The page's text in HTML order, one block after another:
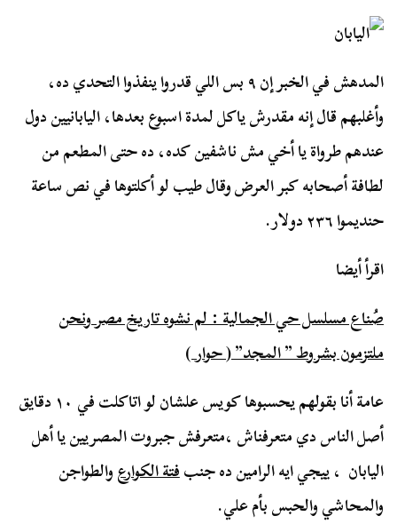
المدهش في الخبر إن ٩ بس اللي قدروا ينفذوا التحدي ده،
وأغلبهم قال إنه مقدرش ياكل لمدة اسبوع بعدها، اليابانيين دول
عندهم طرواة يا أخي مش ناشفين كده، ده حتى المطعم من
لطافة أصحابه كبر العرض وقال طيب لو أكلتوها في نص ساعة
حنديموا ٢٣٦ دولار.
اقرأ أيضا
صُناع مسلسل حي الجمالية : لم نشوه تاريخ مصر ونحن
ملتزمون بشروط ” المجد” ( حوار )
عامة أنا بقولهم يحسبوها كويس علشان لو اتاكلت في ١٠ دقايق
أصل الناس دي متعرفناش ،متعرفش جبروت المصريين يا أهل
اليابان ، ييجي ايه الرامين ده جنبفتة الكوارعوالطواجن
والمحاشي والحبس بأم علي.